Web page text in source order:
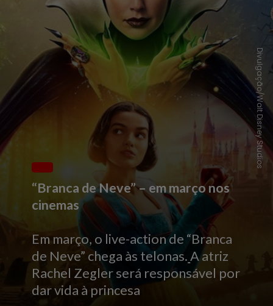
“Branca de Neve” – em março nos
cinemas
Em março, o live-action de “Branca
de Neve” chega às telonas.A atriz
Rachel Zegler será responsável por
dar vida à princesa
Divulgação/Walt Disney Studios